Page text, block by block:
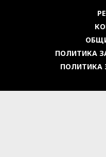
ПОЛИТИКА
ПОЛИТИКА